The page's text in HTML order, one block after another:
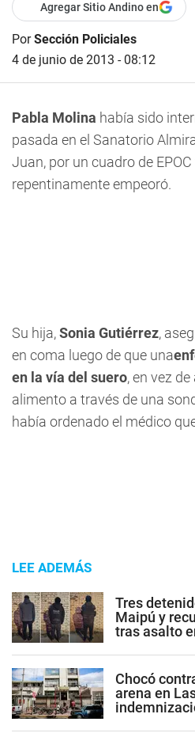
Agregar Sitio Andino en
PorSección Policiales
4 de junio de 2013 - 08:12
Pabla Molina había sido
pasada en el Sanatorio
Juan, por un cuadro de
repentinamente empeoró.
Su hija,Sonia Gutiérrez,
en coma luego de que una
en la vía del suero, en vez
alimento a través de una
había ordenado el médico
LEE ADEMÁS
Tres
Maipú y
tras asalto
Chocó
arena en